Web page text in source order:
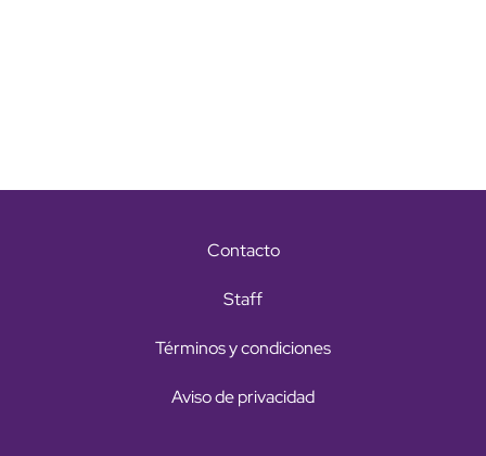
Contacto
Staff
Términos y condiciones
Aviso de privacidad